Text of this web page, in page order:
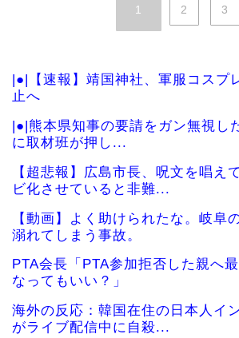
1 2 3
|●|【速報】靖国神社、軍服コスプ
止へ
|●|熊本県知事の要請をガン無視し
に取材班が押し...
【超悲報】広島市長、呪文を唱え
ビ化させていると非難...
【動画】よく助けられたな。岐阜
溺れてしまう事故。
PTA会長「PTA参加拒否した親へ
なってもいい？」
海外の反応：韓国在住の日本人イ
がライブ配信中に自殺...